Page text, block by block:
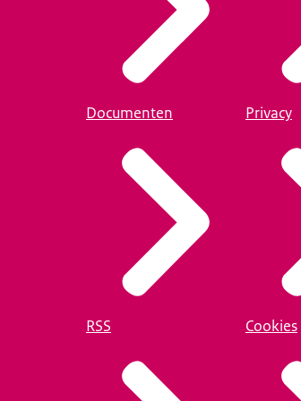
Wettelijke Kaders Toezicht Wmo 2015 en
Wmo 2015 en Jeugdwet
Documenten
RSS
Privacy
Cookies